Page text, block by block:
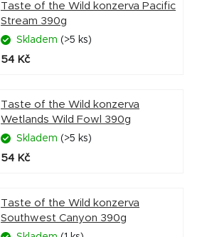
Taste of the Wild konzerva Pacific
Stream 390g
Skladem (>5 ks)
54 Kč
Taste of the Wild konzerva
Wetlands Wild Fowl 390g
Skladem (>5 ks)
54 Kč
Taste of the Wild konzerva
Southwest Canyon 390g